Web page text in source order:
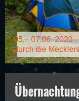
05.– 07.06. 2020
durch die